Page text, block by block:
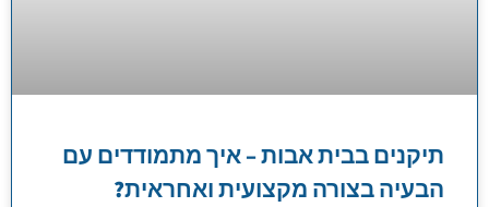
תיקנים בבית אבות – איך מתמודדים עם
הבעיה בצורה מקצועית ואחראית?